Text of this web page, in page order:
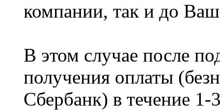
компании, так и до
В этом случае после
получения оплаты
Сбербанк) в течение